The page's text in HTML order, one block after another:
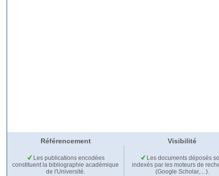
Référencement Visibilité
Les publications encodées
constituent la bibliographie académique
de l'Université.
Les documents déposés
indexés par les moteurs de
(Google Scholar,…).